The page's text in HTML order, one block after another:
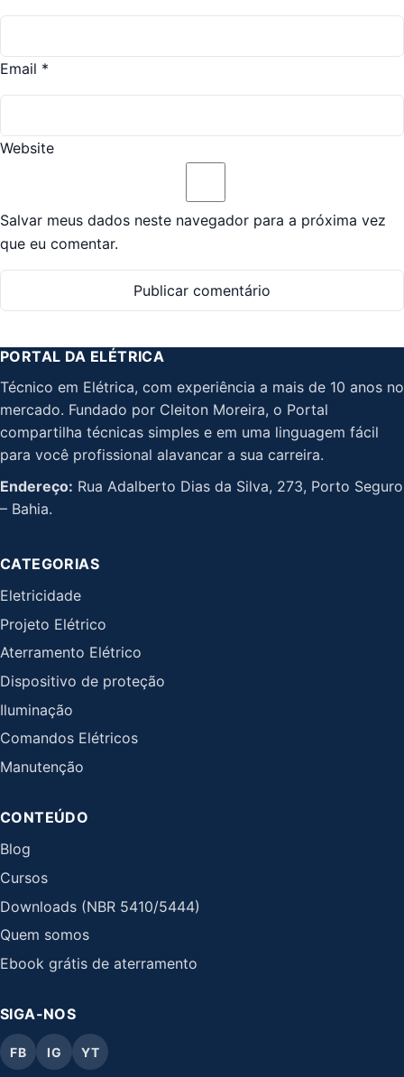
Email *
Website
Salvar meus dados neste navegador para a próxima vez
que eu comentar.
PORTAL DA ELÉTRICA
Técnico em Elétrica, com experiência a mais de 10 anos no
mercado. Fundado por Cleiton Moreira, o Portal
compartilha técnicas simples e em uma linguagem fácil
para você profissional alavancar a sua carreira.
Endereço: Rua Adalberto Dias da Silva, 273, Porto Seguro
– Bahia.
CATEGORIAS
Eletricidade
Projeto Elétrico
Aterramento Elétrico
Dispositivo de proteção
Iluminação
Comandos Elétricos
Manutenção
CONTEÚDO
Blog
Cursos
Downloads (NBR 5410/5444)
Quem somos
Ebook grátis de aterramento
SIGA-NOS
FB IG YT